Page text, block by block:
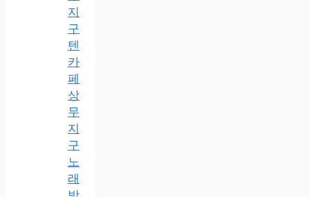
지
구
텐
카
페
상
무
지
구
노
래